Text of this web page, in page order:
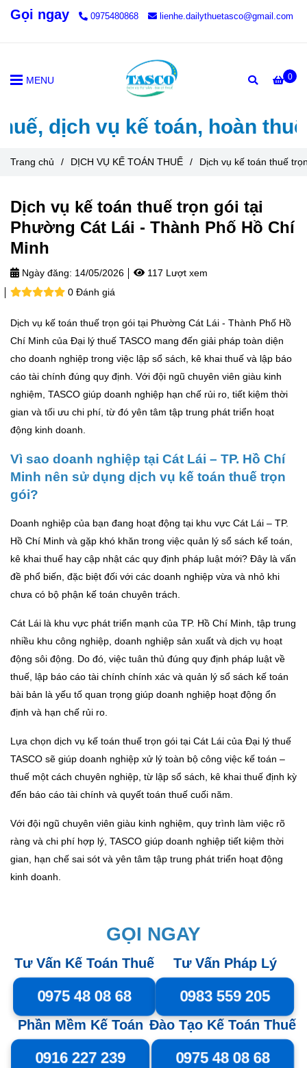
Gọi ngay 0975480868 lienhe.dailythuetasco@gmail.com
0
MENU
vụ kế toán, hoàn thuế,
Trang chủ / DỊCH VỤ KẾ TOÁN THUẾ / Dịch vụ kế toán thuế
Dịch vụ kế toán thuế trọn gói tại
Phường Cát Lái - Thành Phố Hồ Chí
Minh
Ngày đăng: 14/05/2026
117 Lượt xem
0 Đánh giá
Dịch vụ kế toán thuế trọn gói tại Phường Cát Lái - Thành Phố Hồ
Chí Minh của Đại lý thuế TASCO mang đến giải pháp toàn diện
cho doanh nghiệp trong việc lập sổ sách, kê khai thuế và lập báo
cáo tài chính đúng quy định. Với đội ngũ chuyên viên giàu kinh
nghiệm, TASCO giúp doanh nghiệp hạn chế rủi ro, tiết kiệm thời
gian và tối ưu chi phí, từ đó yên tâm tập trung phát triển hoạt
động kinh doanh.
Vì sao doanh nghiệp tại Cát Lái – TP. Hồ Chí
Minh nên sử dụng dịch vụ kế toán thuế trọn
gói?
Doanh nghiệp của bạn đang hoạt động tại khu vực Cát Lái – TP.
Hồ Chí Minh và gặp khó khăn trong việc quản lý sổ sách kế toán,
kê khai thuế hay cập nhật các quy định pháp luật mới? Đây là vấn
đề phổ biến, đặc biệt đối với các doanh nghiệp vừa và nhỏ khi
chưa có bộ phận kế toán chuyên trách.
Cát Lái là khu vực phát triển mạnh của TP. Hồ Chí Minh, tập trung
nhiều khu công nghiệp, doanh nghiệp sản xuất và dịch vụ hoạt
động sôi động. Do đó, việc tuân thủ đúng quy định pháp luật về
thuế, lập báo cáo tài chính chính xác và quản lý sổ sách kế toán
bài bản là yếu tố quan trọng giúp doanh nghiệp hoạt động ổn
định và hạn chế rủi ro.
Lựa chọn dịch vụ kế toán thuế trọn gói tại Cát Lái của Đại lý thuế
TASCO sẽ giúp doanh nghiệp xử lý toàn bộ công việc kế toán –
thuế một cách chuyên nghiệp, từ lập sổ sách, kê khai thuế định kỳ
đến báo cáo tài chính và quyết toán thuế cuối năm.
Với đội ngũ chuyên viên giàu kinh nghiệm, quy trình làm việc rõ
ràng và chi phí hợp lý, TASCO giúp doanh nghiệp tiết kiệm thời
gian, hạn chế sai sót và yên tâm tập trung phát triển hoạt động
kinh doanh.
GỌI NGAY
Tư Vấn Kế Toán Thuế
0975 48 08 68
Tư Vấn Pháp Lý
0983 559 205
Phần Mềm Kế Toán
0916 227 239
Đào Tạo Kế Toán Thuế
0975 48 08 68